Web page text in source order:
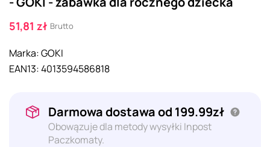
51,81 zł Brutto
Marka:GOKI
EAN13:4013594586818
Darmowa dostawa od 199.99zł
Obowązuje dla metody wysyłki Inpost
Paczkomaty.